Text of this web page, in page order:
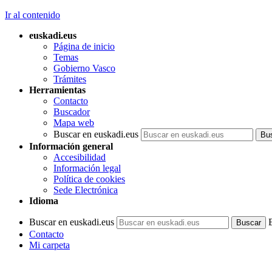
Ir al contenido
euskadi.eus
Página de inicio
Temas
Gobierno Vasco
Trámites
Herramientas
Contacto
Buscador
Mapa web
Buscar en euskadi.eus
Información general
Accesibilidad
Información legal
Política de cookies
Sede Electrónica
Idioma
Buscar en euskadi.eus
Contacto
Mi carpeta